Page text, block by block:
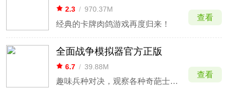
2.3 / 970.37M
经典的卡牌肉鸽游戏再度归来！
查看
全面战争模拟器官方正版
6.7 / 39.88M
趣味兵种对决，观察各种奇葩士兵混战。
查看